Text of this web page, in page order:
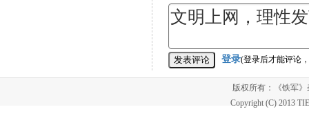
登录(登录后才能评论
版权所有：《铁军
Copyright (C) 2013